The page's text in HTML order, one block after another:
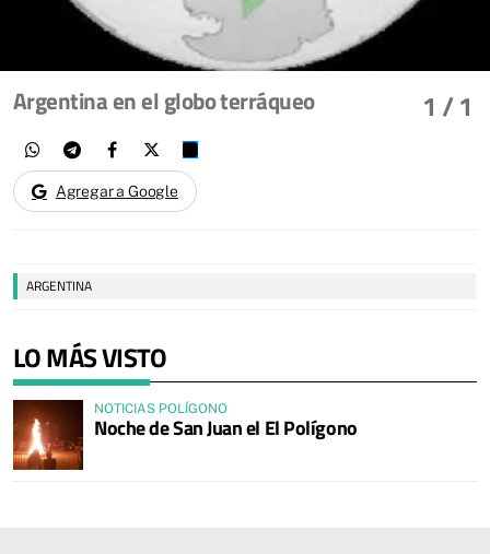
1 / 1
Argentina en el globo terráqueo
Agregar a Google
ARGENTINA
LO MÁS VISTO
NOTICIAS POLÍGONO
Noche de San Juan el El Polígono